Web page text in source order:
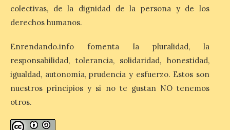
del Sella arranca con el
homenaje a los campeones
y el izado de las banderas
autonómicas
6 Ago 2026
colectivas, de la dignidad de la persona y de los
derechos humanos.
Enrendando.info fomenta la pluralidad, la
responsabilidad, tolerancia, solidaridad, honestidad,
igualdad, autonomía, prudencia y esfuerzo. Estos son
nuestros principios y si no te gustan NO tenemos
otros.